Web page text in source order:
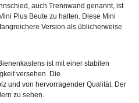
auch Trennwand genannt, ist
Plus Beute zu halten. Diese Mini
Version als üblicherweise
ist mit einer stabilen
versehen. Die
und von hervorragender Qualität. Der
zu sehen.